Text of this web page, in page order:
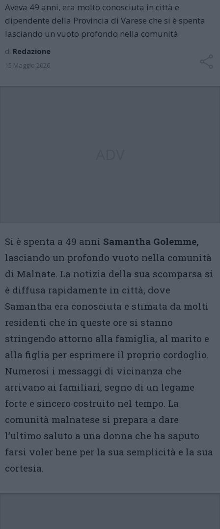
Aveva 49 anni, era molto conosciuta in città e
dipendente della Provincia di Varese che si è spenta
lasciando un vuoto profondo nella comunità
di Redazione
15 Maggio 2026
Si è spenta a 49 anni Samantha Golemme,
lasciando un profondo vuoto nella comunità
di Malnate. La notizia della sua scomparsa si
è diffusa rapidamente in città, dove
Samantha era conosciuta e stimata da molti
residenti che in queste ore si stanno
stringendo attorno alla famiglia, al marito e
alla figlia per esprimere il proprio cordoglio.
Numerosi i messaggi di vicinanza che
arrivano ai familiari, segno di un legame
forte e sincero costruito nel tempo. La
comunità malnatese si prepara a dare
l’ultimo saluto a una donna che ha saputo
farsi voler bene per la sua semplicità e la sua
cortesia.